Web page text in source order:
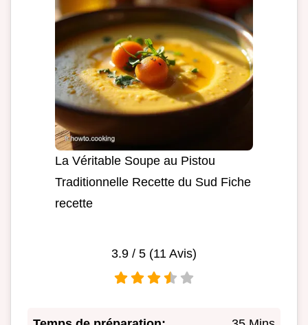
La Véritable Soupe au Pistou
Traditionnelle Recette du Sud Fiche
recette
3.9 / 5 (11 Avis)